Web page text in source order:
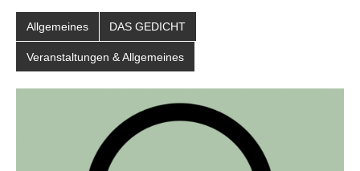
Allgemeines DAS GEDICHT
Veranstaltungen & Allgemeines